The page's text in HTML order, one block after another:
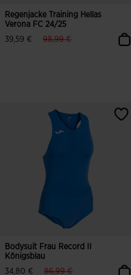
Regenjacke Training Hellas
Verona FC 24/25
39,59 €
label.price.reduced.from
98,99 €label.price.to
3,4 von 5 Kundenbewertungen
Bodysuit Frau Record II
Königsblau
34,80 €
label.price.reduced.from
86,99 €label.price.to